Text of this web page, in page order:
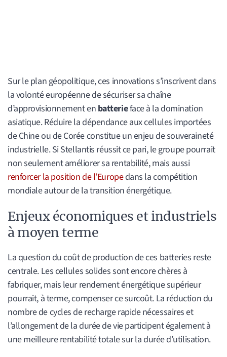
Sur le plan géopolitique, ces innovations s’inscrivent dans
la volonté européenne de sécuriser sa chaîne
d’approvisionnement en batterieface à la domination
asiatique. Réduire la dépendance aux cellules importées
de Chine ou de Corée constitue un enjeu de souveraineté
industrielle. Si Stellantis réussit ce pari, le groupe pourrait
non seulement améliorer sa rentabilité, mais aussi
renforcer la position de l’Europedans la compétition
mondiale autour de la transition énergétique.
Enjeux économiques et industriels
à moyen terme
La question du coût de production de ces batteries reste
centrale. Les cellules solides sont encore chères à
fabriquer, mais leur rendement énergétique supérieur
pourrait, à terme, compenser ce surcoût. La réduction du
nombre de cycles de recharge rapide nécessaires et
l’allongement de la durée de vie participent également à
une meilleure rentabilité totale sur la durée d’utilisation.